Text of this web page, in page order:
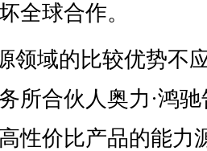
全球合作。
领域的比较优势不
所合伙人奥力·鸿
性价比产品的能力